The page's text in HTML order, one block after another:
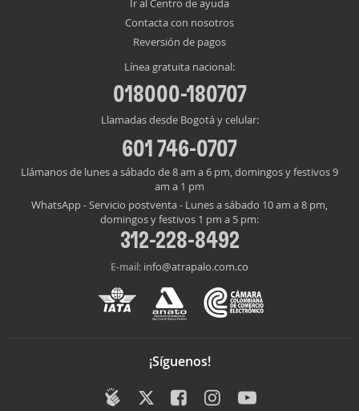
Ir al Centro de ayuda
Contacta con nosotros
Reversión de pagos
Línea gratuita nacional:
018000-180707
Llamadas desde Bogotá y celular:
601 746-0707
Llámanos de lunes a sábado de 8 am a 6 pm, domingos y festivos 9
am a 1 pm
WhatsApp - Servicio postventa - Lunes a sábado 10 am a 8 pm,
domingos y festivos 1 pm a 5 pm:
312-228-8492
E-mail: info@atrapalo.com.co
¡Síguenos!